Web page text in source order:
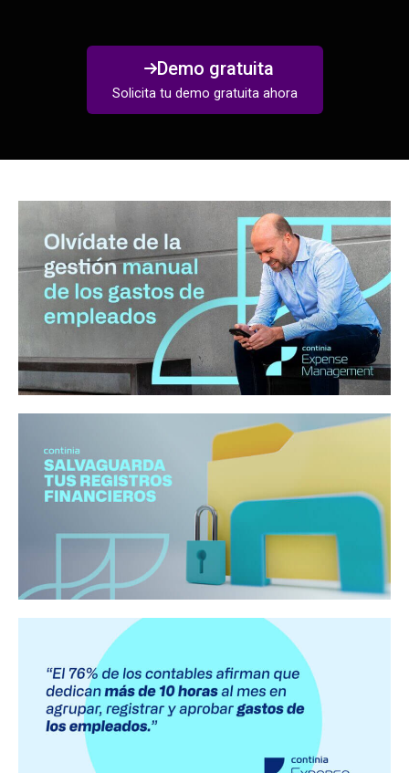
Demo gratuita
Solicita tu demo gratuita ahora